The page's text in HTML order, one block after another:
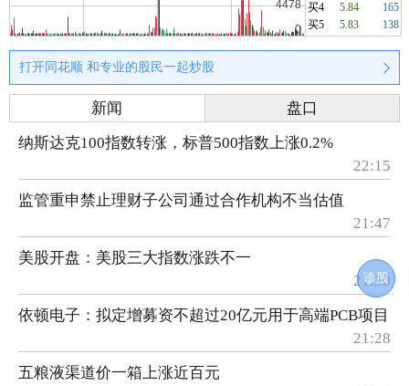
买4
5.84
165
买5
5.83 138
打开同花顺 和专业的股民一起炒股
诊股
新闻
盘口
纳斯达克100指数转涨，标普500指数上涨0.2%
22:15
监管重申禁止理财子公司通过合作机构不当估值
21:47
美股开盘：美股三大指数涨跌不一
21:30
依顿电子：拟定增募资不超过20亿元用于高端PCB项目
21:28
五粮液渠道价一箱上涨近百元